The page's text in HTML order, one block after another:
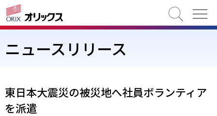
検索
ニュースリリース
東日本大震災の被災地へ社員ボランティア
を派遣